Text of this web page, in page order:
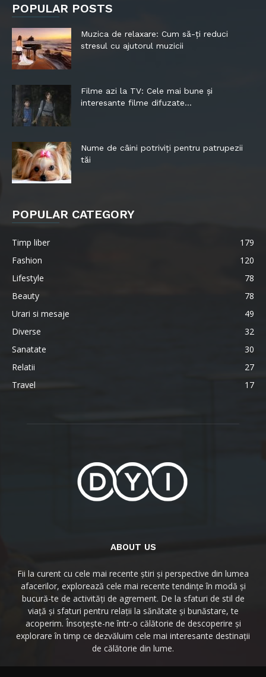
POPULAR POSTS
Muzica de relaxare: Cum să-ți reduci
stresul cu ajutorul muzicii
Filme azi la TV: Cele mai bune și
interesante filme difuzate...
Nume de câini potriviți pentru patrupezii
tăi
POPULAR CATEGORY
Timp liber
179
Fashion
120
Lifestyle
78
Beauty
78
Urari si mesaje
49
Diverse
32
Sanatate
30
Relatii
27
Travel
17
ABOUT US
Fii la curent cu cele mai recente știri și perspective din lumea
afacerilor, explorează cele mai recente tendințe în modă și
bucură-te de activități de agrement. De la sfaturi de stil de
viață și sfaturi pentru relații la sănătate și bunăstare, te
acoperim. Însoțește-ne într-o călătorie de descoperire și
explorare în timp ce dezvăluim cele mai interesante destinații
de călătorie din lume.